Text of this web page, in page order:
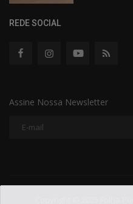
REDE SOCIAL
Assine Nossa Newsletter
Copyright © 2025 Folha